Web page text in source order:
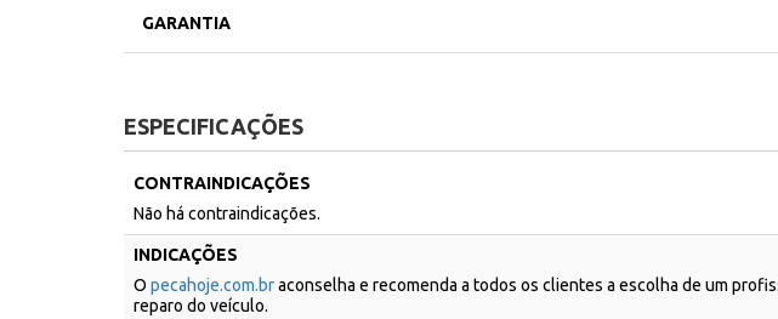
GARANTIA
ESPECIFICAÇÕES
CONTRAINDICAÇÕES
Não há contraindicações.
INDICAÇÕES
O pecahoje.com.braconselha e recomenda a todos os clientes a escolha de um
reparo do veículo.